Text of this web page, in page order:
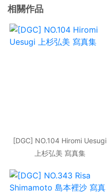
相關作品
[DGC] NO.104 Hiromi Uesugi
上杉弘美 寫真集